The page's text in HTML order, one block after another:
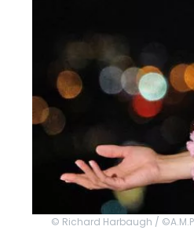
© Richard Harbaugh /